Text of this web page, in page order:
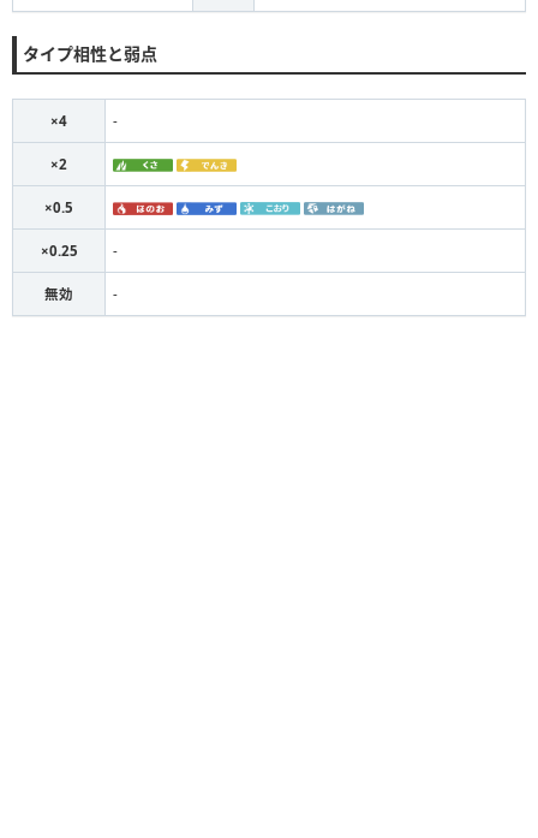
タイプ相性と弱点
×4 -
×2
×0.5
×0.25 -
無効 -